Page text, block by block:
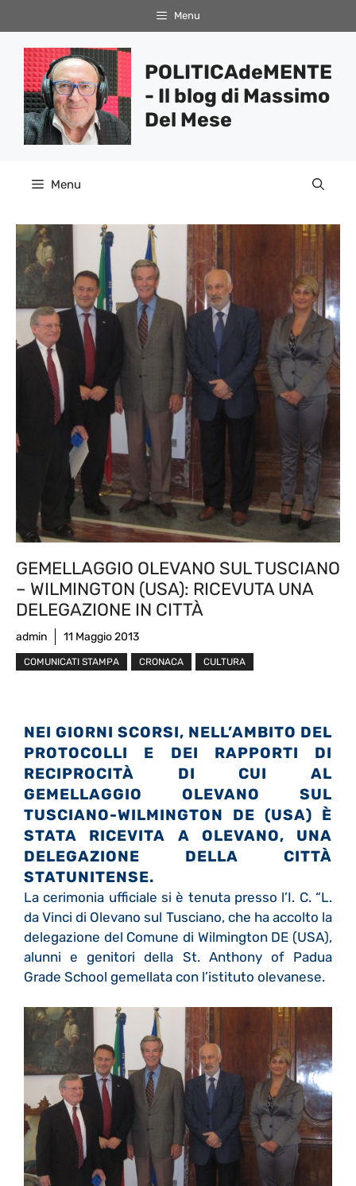
al
contenuto
Menu
POLITICAdeMENTE
- Il blog di Massimo
Del Mese
Menu
GEMELLAGGIO OLEVANO SUL TUSCIANO
– WILMINGTON (USA): RICEVUTA UNA
DELEGAZIONE IN CITTÀ
admin 11 Maggio 2013
COMUNICATI STAMPA CRONACA CULTURA
NEI GIORNI SCORSI, NELL’AMBITO DEL
PROTOCOLLI E DEI RAPPORTI DI
RECIPROCITÀ DI CUI AL
GEMELLAGGIO OLEVANO SUL
TUSCIANO-WILMINGTON DE (USA) È
STATA RICEVITA A OLEVANO, UNA
DELEGAZIONE DELLA CITTÀ
STATUNITENSE.
La cerimonia ufficiale si è tenuta presso l’I. C. “L.
da Vinci di Olevano sul Tusciano, che ha accolto la
delegazione del Comune di Wilmington DE (USA),
alunni e genitori della St. Anthony of Padua
Grade School gemellata con l’istituto olevanese.